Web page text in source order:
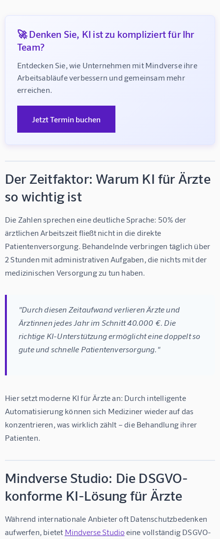
🚀 Denken Sie, KI ist zu kompliziert für Ihr
Team?
Entdecken Sie, wie Unternehmen mit Mindverse ihre
Arbeitsabläufe verbessern und gemeinsam mehr
erreichen.
Jetzt Termin buchen
Der Zeitfaktor: Warum KI für Ärzte
so wichtig ist
Die Zahlen sprechen eine deutliche Sprache: 50% der
ärztlichen Arbeitszeit fließt nicht in die direkte
Patientenversorgung. Behandelnde verbringen täglich über
2 Stunden mit administrativen Aufgaben, die nichts mit der
medizinischen Versorgung zu tun haben.
"Durch diesen Zeitaufwand verlieren Ärzte und
Ärztinnen jedes Jahr im Schnitt 40.000 €. Die
richtige KI-Unterstützung ermöglicht eine doppelt so
gute und schnelle Patientenversorgung."
Hier setzt moderne KI für Ärzte an: Durch intelligente
Automatisierung können sich Mediziner wieder auf das
konzentrieren, was wirklich zählt – die Behandlung ihrer
Patienten.
Mindverse Studio: Die DSGVO-
konforme KI-Lösung für Ärzte
Während internationale Anbieter oft Datenschutzbedenken
aufwerfen, bietet Mindverse Studio eine vollständig DSGVO-